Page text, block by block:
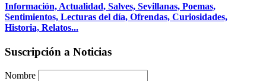
Información, Actualidad, Salves, Sevillanas, Poemas,
Sentimientos, Lecturas del día, Ofrendas, Curiosidades,
Historia, Relatos...
Suscripción a Noticias
Nombre